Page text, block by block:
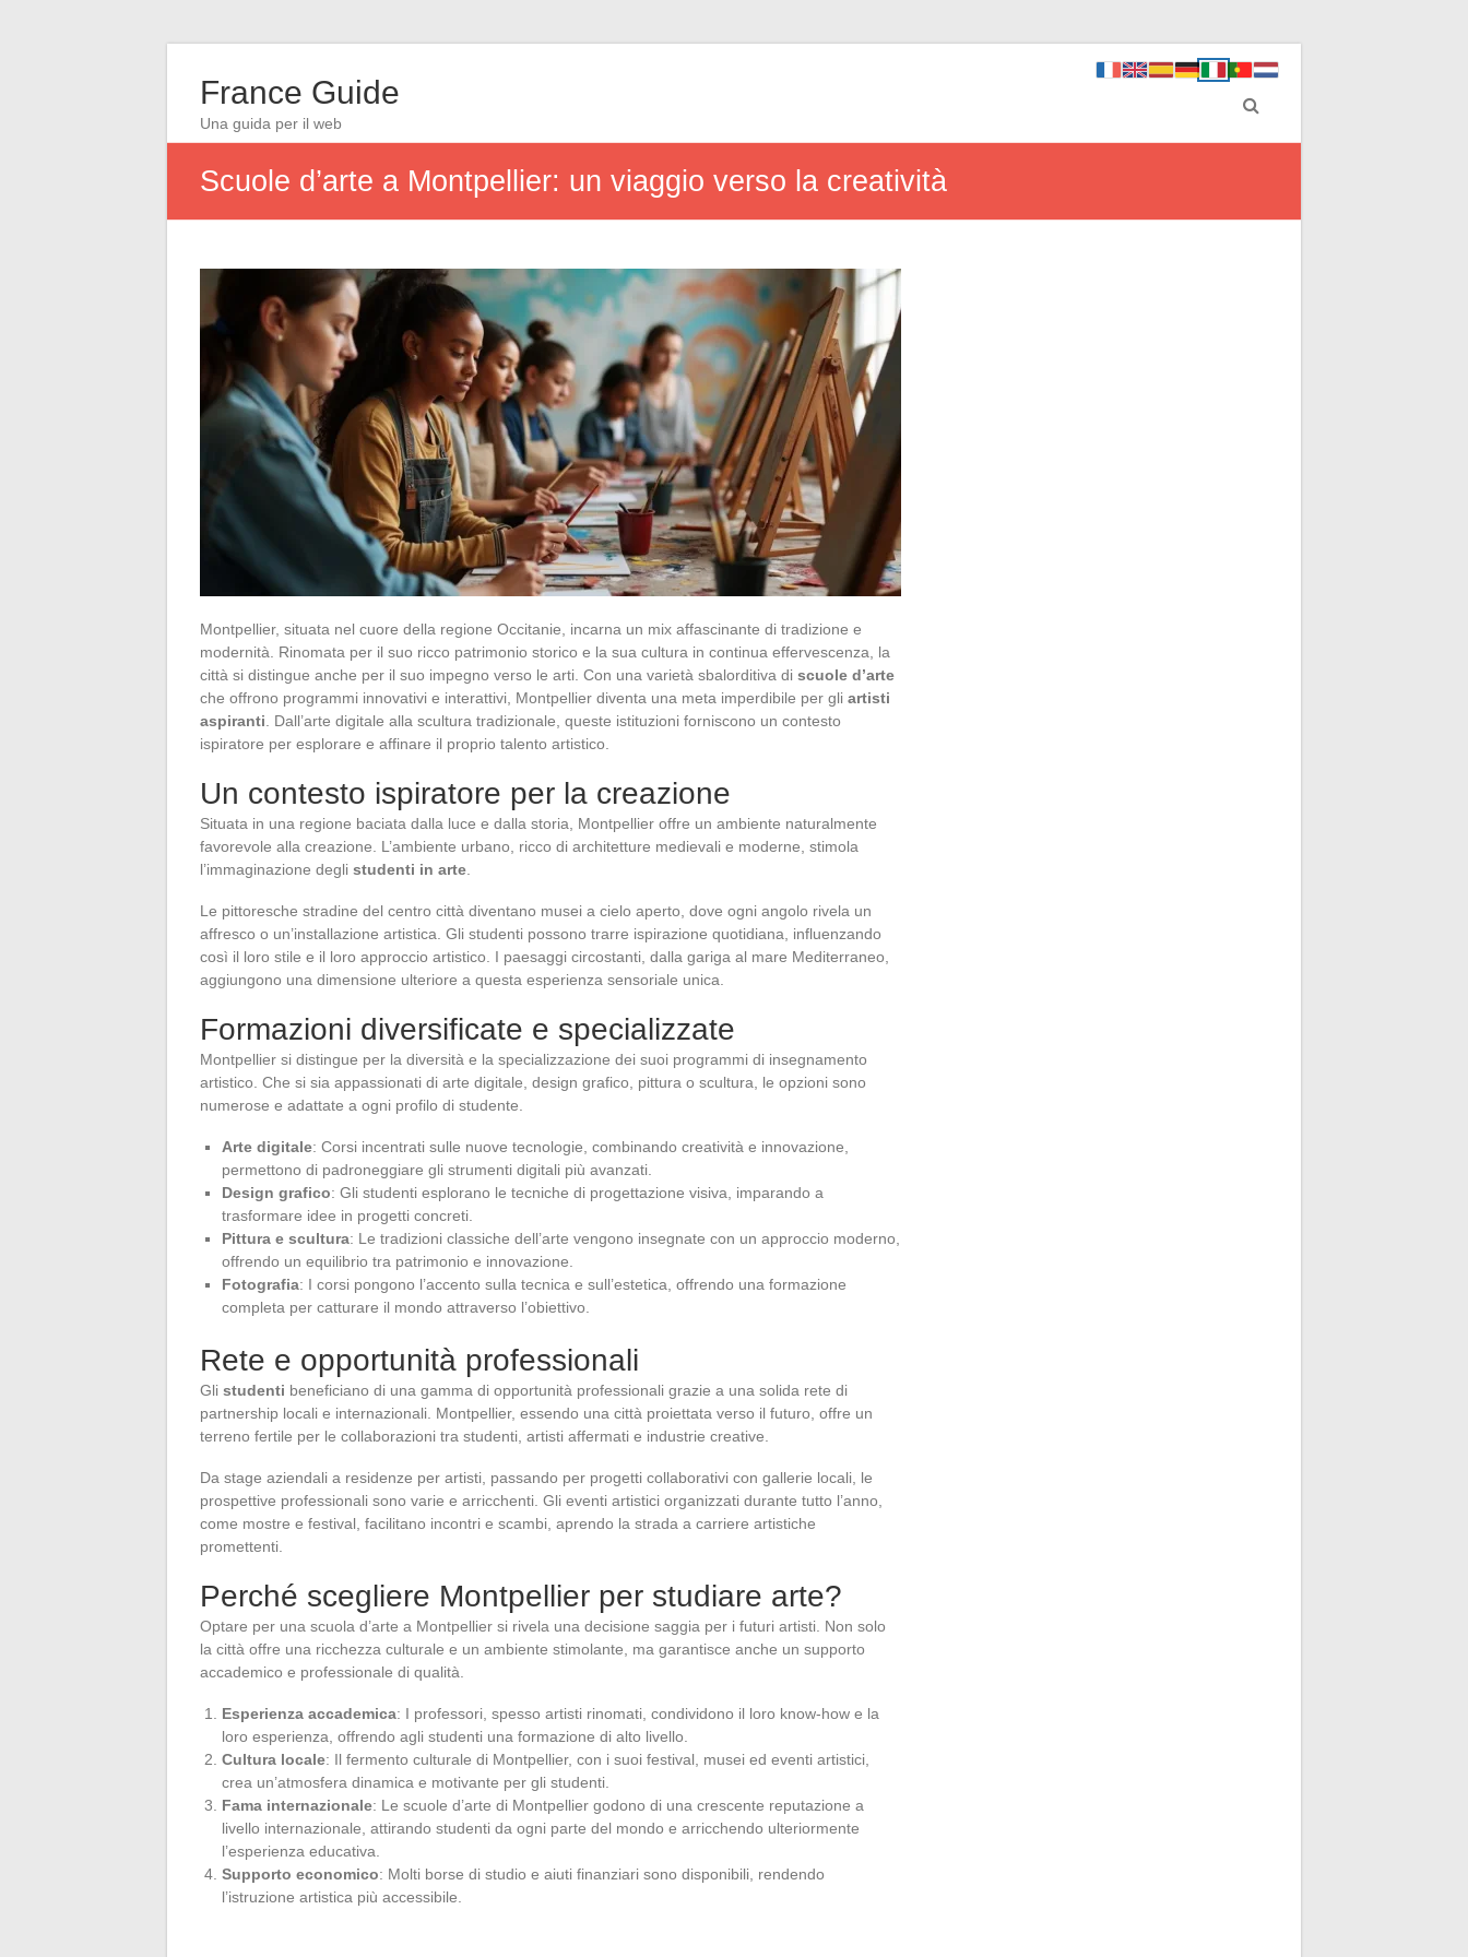
France Guide
Una guida per il web
Scuole d’arte a Montpellier: un viaggio verso la creatività
Montpellier, situata nel cuore della regione Occitanie, incarna un mix affascinante di tradizione e
modernità. Rinomata per il suo ricco patrimonio storico e la sua cultura in continua effervescenza, la
città si distingue anche per il suo impegno verso le arti. Con una varietà sbalorditiva di scuole d’arte
che offrono programmi innovativi e interattivi, Montpellier diventa una meta imperdibile per gli artisti
aspiranti . Dall’arte digitale alla scultura tradizionale, queste istituzioni forniscono un contesto
ispiratore per esplorare e affinare il proprio talento artistico.
Un contesto ispiratore per la creazione
Situata in una regione baciata dalla luce e dalla storia, Montpellier offre un ambiente naturalmente
favorevole alla creazione. L’ambiente urbano, ricco di architetture medievali e moderne, stimola
l’immaginazione degli studenti in arte
Le pittoresche stradine del centro città diventano musei a cielo aperto, dove ogni angolo rivela un
affresco o un’installazione artistica. Gli studenti possono trarre ispirazione quotidiana, influenzando
così il loro stile e il loro approccio artistico. I paesaggi circostanti, dalla gariga al mare Mediterraneo,
aggiungono una dimensione ulteriore a questa esperienza sensoriale unica.
Formazioni diversificate e specializzate
Montpellier si distingue per la diversità e la specializzazione dei suoi programmi di insegnamento
artistico. Che si sia appassionati di arte digitale, design grafico, pittura o scultura, le opzioni sono
numerose e adattate a ogni profilo di studente.
Arte digitale: Corsi incentrati sulle nuove tecnologie, combinando creatività e innovazione,
permettono di padroneggiare gli strumenti digitali più avanzati.
Design grafico: Gli studenti esplorano le tecniche di progettazione visiva, imparando a
trasformare idee in progetti concreti.
Pittura e scultura: Le tradizioni classiche dell’arte vengono insegnate con un approccio moderno,
offrendo un equilibrio tra patrimonio e innovazione.
Fotografia: I corsi pongono l’accento sulla tecnica e sull’estetica, offrendo una formazione
completa per catturare il mondo attraverso l’obiettivo.
Rete e opportunità professionali
Gli studenti beneficiano di una gamma di opportunità professionali grazie a una solida rete di
partnership locali e internazionali. Montpellier, essendo una città proiettata verso il futuro, offre un
terreno fertile per le collaborazioni tra studenti, artisti affermati e industrie creative.
Da stage aziendali a residenze per artisti, passando per progetti collaborativi con gallerie locali, le
prospettive professionali sono varie e arricchenti. Gli eventi artistici organizzati durante tutto l’anno,
come mostre e festival, facilitano incontri e scambi, aprendo la strada a carriere artistiche
promettenti.
Perché scegliere Montpellier per studiare arte?
Optare per una scuola d’arte a Montpellier si rivela una decisione saggia per i futuri artisti. Non solo
la città offre una ricchezza culturale e un ambiente stimolante, ma garantisce anche un supporto
accademico e professionale di qualità.
Esperienza accademica: I professori, spesso artisti rinomati, condividono il loro know-how e la
loro esperienza, offrendo agli studenti una formazione di alto livello.
Cultura locale: Il fermento culturale di Montpellier, con i suoi festival, musei ed eventi artistici,
crea un’atmosfera dinamica e motivante per gli studenti.
Fama internazionale: Le scuole d’arte di Montpellier godono di una crescente reputazione a
livello internazionale, attirando studenti da ogni parte del mondo e arricchendo ulteriormente
l’esperienza educativa.
Supporto economico: Molti borse di studio e aiuti finanziari sono disponibili, rendendo
l’istruzione artistica più accessibile.